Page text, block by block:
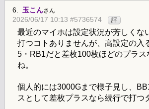
6. 玉こんさん
2026/06/17 10:13 #5736574 評
最近のマイホは設定状況が芳しくな
打つコトありませんが、高設定の入
5・RB1だと差枚100枚ほどのプラス
ね。
個人的には3000Gまで様子見し、
スとして差枚プラスなら続行で打つ